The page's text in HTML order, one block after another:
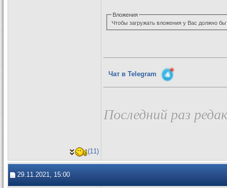
Вложения
Чтобы загружать вложения у Вас должно
Чат в Telegram
Последний раз
(11)
29.11.2021, 15:00